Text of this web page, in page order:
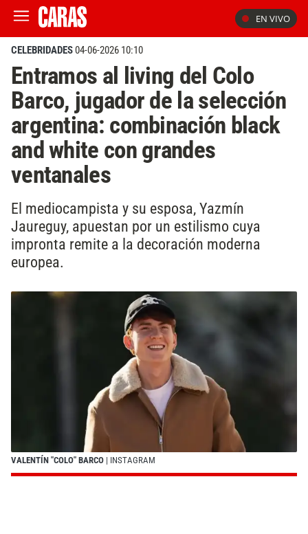
EN VIVO
CELEBRIDADES04-06-2026 10:10
Entramos al living del Colo
Barco, jugador de la selección
argentina: combinación black
and white con grandes
ventanales
El mediocampista y su esposa, Yazmín
Jaureguy, apuestan por un estilismo cuya
impronta remite a la decoración moderna
europea.
VALENTÍN "COLO" BARCO | INSTAGRAM